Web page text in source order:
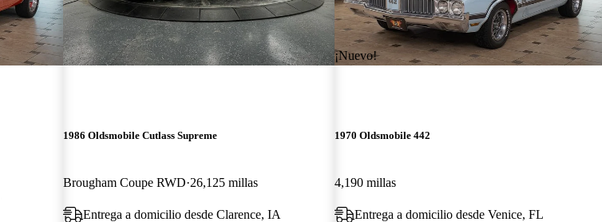
1986 Oldsmobile Cutlass Supreme
Brougham Coupe RWD 26,125 millas
Entrega a domicilio desde Clarence, IA
¡Nuevo!
1970 Oldsmobile 442
4,190 millas
Entrega a domicilio desde Venice, FL